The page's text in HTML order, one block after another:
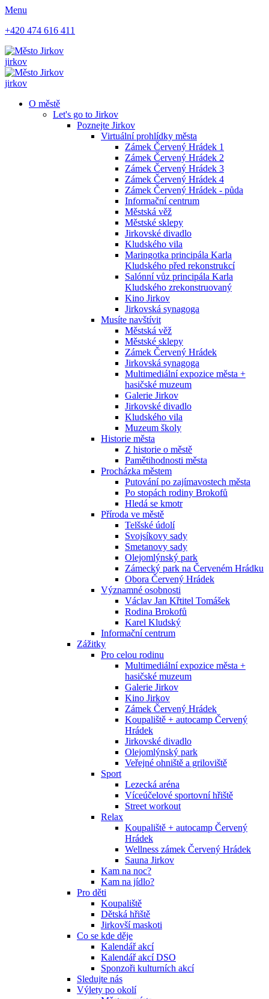
Menu
+420 474 616 411
jirkov
jirkov
O městě
Let's go to Jirkov
Poznejte Jirkov
Virtuální prohlídky města
Zámek Červený Hrádek 1
Zámek Červený Hrádek 2
Zámek Červený Hrádek 3
Zámek Červený Hrádek 4
Zámek Červený Hrádek - půda
Informační centrum
Městská věž
Městské sklepy
Jirkovské divadlo
Kludského vila
Maringotka principála Karla
Kludského před rekonstrukcí
Salónní vůz principála Karla
Kludského zrekonstruovaný
Kino Jirkov
Jirkovská synagoga
Musíte navštívit
Městská věž
Městské sklepy
Zámek Červený Hrádek
Jirkovská synagoga
Multimediální expozice města +
hasičské muzeum
Galerie Jirkov
Jirkovské divadlo
Kludského vila
Muzeum školy
Historie města
Z historie o městě
Pamětihodnosti města
Procházka městem
Putování po zajímavostech města
Po stopách rodiny Brokofů
Hledá se kmotr
Příroda ve městě
Telšské údolí
Svojsíkovy sady
Smetanovy sady
Olejomlýnský park
Zámecký park na Červeném Hrádku
Obora Červený Hrádek
Významné osobnosti
Václav Jan Křtitel Tomášek
Rodina Brokofů
Karel Kludský
Informační centrum
Zážitky
Pro celou rodinu
Multimediální expozice města +
hasičské muzeum
Galerie Jirkov
Kino Jirkov
Zámek Červený Hrádek
Koupaliště + autocamp Červený
Hrádek
Jirkovské divadlo
Olejomlýnský park
Veřejné ohniště a griloviště
Sport
Lezecká aréna
Víceúčelové sportovní hřiště
Street workout
Relax
Koupaliště + autocamp Červený
Hrádek
Wellness zámek Červený Hrádek
Sauna Jirkov
Kam na noc?
Kam na jídlo?
Pro děti
Koupaliště
Dětská hřiště
Jirkovší maskoti
Co se kde děje
Kalendář akcí
Kalendář akcí DSO
Sponzoři kulturních akcí
Sledujte nás
Výlety po okolí